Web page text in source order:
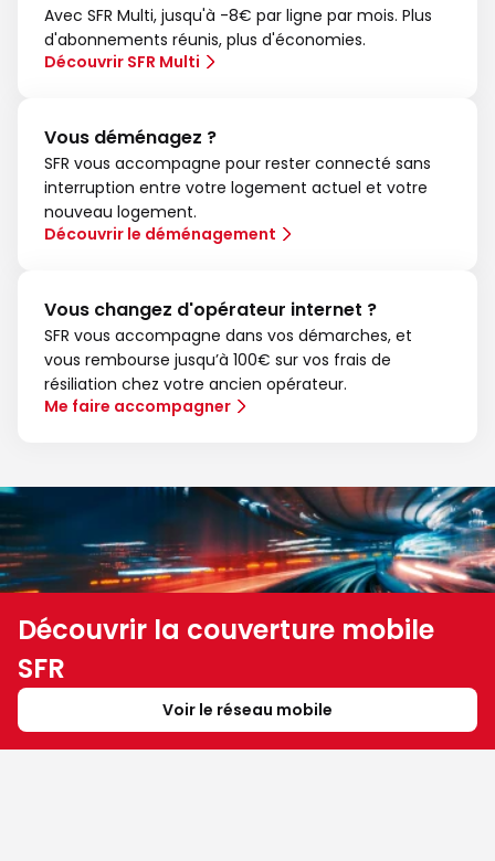
Avec SFR Multi, jusqu'à -8€ par ligne par mois. Plus
d'abonnements réunis, plus d'économies.
Découvrir SFR Multi
Vous déménagez ?
SFR vous accompagne pour rester connecté sans
interruption entre votre logement actuel et votre
nouveau logement.
Découvrir le déménagement
Vous changez d'opérateur internet ?
SFR vous accompagne dans vos démarches, et
vous rembourse jusqu’à 100€ sur vos frais de
résiliation chez votre ancien opérateur.
Me faire accompagner
Découvrir la couverture mobile
SFR
Voir le réseau mobile